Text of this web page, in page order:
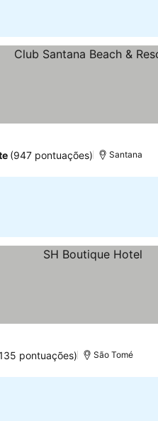
(947 pontuações) Santana
pontuações) São Tomé